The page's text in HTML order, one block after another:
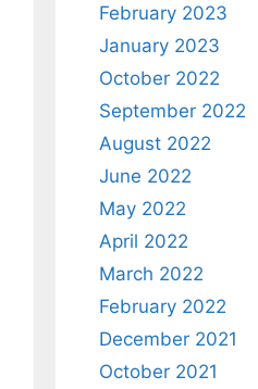
February 2023
January 2023
October 2022
September 2022
August 2022
June 2022
May 2022
April 2022
March 2022
February 2022
December 2021
October 2021